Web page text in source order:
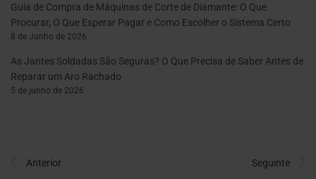
Guia de Compra de Máquinas de Corte de Diamante: O Que
Procurar, O Que Esperar Pagar e Como Escolher o Sistema Certo
8 de Junho de 2026
As Jantes Soldadas São Seguras? O Que Precisa de Saber Antes de
Reparar um Aro Rachado
5 de junho de 2026
Anterior Seguinte